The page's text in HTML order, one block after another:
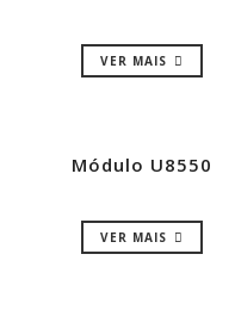
VER MAIS
Módulo U8550
VER MAIS